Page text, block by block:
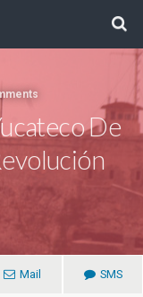
De
Mail SMS